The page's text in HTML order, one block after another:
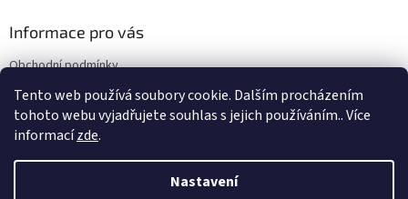
Tento web používá soubory cookie. Dalším procházením
tohoto webu vyjadřujete souhlas s jejich používáním.. Více
informacízde.
Nastavení
Informace pro vás
Obchodní podmínky
Podmínky ochrany osobních údajů